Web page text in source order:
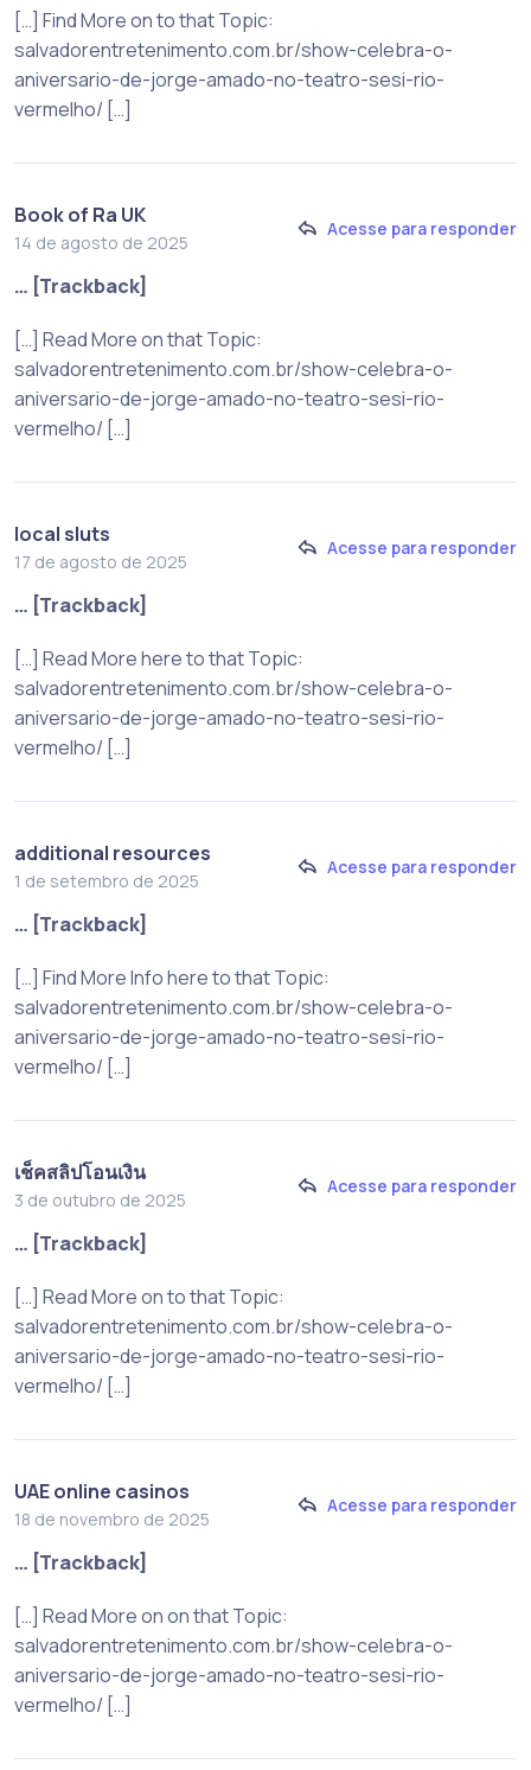
[…] Find More on to that Topic:
salvadorentretenimento.com.br/show-celebra-o-
aniversario-de-jorge-amado-no-teatro-sesi-rio-
vermelho/ […]
Book of Ra UK
14 de agosto de 2025
Acesse para responder
… [Trackback]
[…] Read More on that Topic:
salvadorentretenimento.com.br/show-celebra-o-
aniversario-de-jorge-amado-no-teatro-sesi-rio-
vermelho/ […]
local sluts
17 de agosto de 2025
Acesse para responder
… [Trackback]
[…] Read More here to that Topic:
salvadorentretenimento.com.br/show-celebra-o-
aniversario-de-jorge-amado-no-teatro-sesi-rio-
vermelho/ […]
additional resources
1 de setembro de 2025
Acesse para responder
… [Trackback]
[…] Find More Info here to that Topic:
salvadorentretenimento.com.br/show-celebra-o-
aniversario-de-jorge-amado-no-teatro-sesi-rio-
vermelho/ […]
เช็คสลิปโอนเงิน
3 de outubro de 2025
Acesse para responder
… [Trackback]
[…] Read More on to that Topic:
salvadorentretenimento.com.br/show-celebra-o-
aniversario-de-jorge-amado-no-teatro-sesi-rio-
vermelho/ […]
UAE online casinos
18 de novembro de 2025
Acesse para responder
… [Trackback]
[…] Read More on on that Topic:
salvadorentretenimento.com.br/show-celebra-o-
aniversario-de-jorge-amado-no-teatro-sesi-rio-
vermelho/ […]